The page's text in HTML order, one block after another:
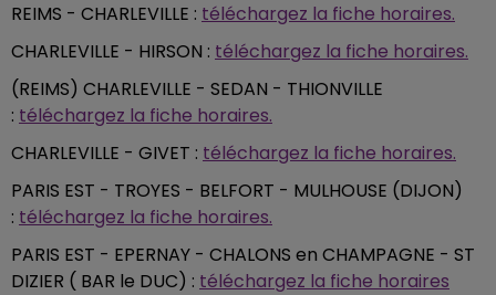
REIMS - CHARLEVILLE : téléchargez la fiche horaires.
CHARLEVILLE - HIRSON : téléchargez la fiche horaires.
(REIMS) CHARLEVILLE - SEDAN - THIONVILLE
: téléchargez la fiche horaires.
CHARLEVILLE - GIVET : téléchargez la fiche horaires.
PARIS EST - TROYES - BELFORT - MULHOUSE (DIJON)
: téléchargez la fiche horaires.
PARIS EST - EPERNAY - CHALONS en CHAMPAGNE - ST
DIZIER ( BAR le DUC) : téléchargez la fiche horaires